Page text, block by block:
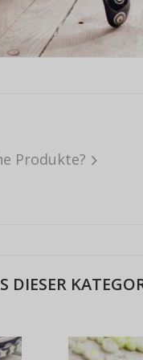
Produkte?
DIESER